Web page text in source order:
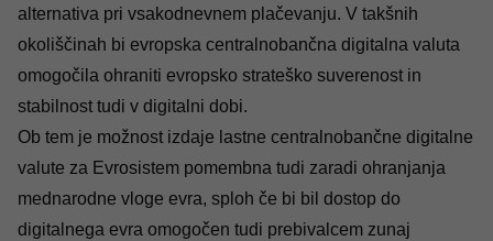
alternativa pri vsakodnevnem plačevanju. V takšnih
okoliščinah bi evropska centralnobančna digitalna valuta
omogočila ohraniti evropsko strateško suverenost in
stabilnost tudi v digitalni dobi.
Ob tem je možnost izdaje lastne centralnobančne digitalne
valute za Evrosistem pomembna tudi zaradi ohranjanja
mednarodne vloge evra, sploh če bi bil dostop do
digitalnega evra omogočen tudi prebivalcem zunaj